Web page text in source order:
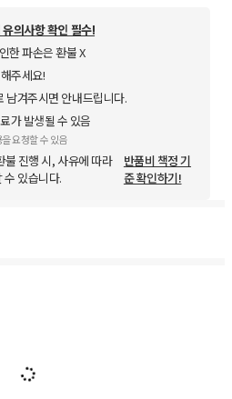
의사항 확인 필수!
한 파손은 환불 X
주세요!
남겨주시면 안내드립니다.
가 발생될 수 있음
요청할 수 있음
진행 시, 사유에 따라
있습니다.
반품비 책정 기
준 확인하기!